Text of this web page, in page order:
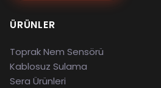
ÜRÜNLER
Toprak Nem Sensörü
Kablosuz Sulama
Sera Ürünleri